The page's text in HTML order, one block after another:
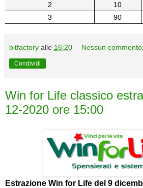
2
10
3
90
bitfactory alle 16:20 Nessun commento:
Condividi
Win for Life classico
12-2020 ore 15:00
Estrazione Win for Life del 9